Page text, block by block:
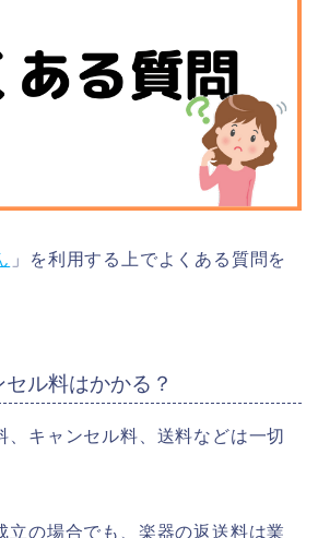
」を利用する上でよくある質問を
ル料はかかる？
、キャンセル料、送料などは一切
立の場合でも、楽器の返送料は業